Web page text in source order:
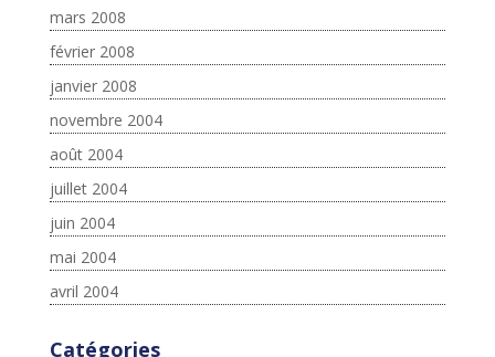
mars 2008
février 2008
janvier 2008
novembre 2004
août 2004
juillet 2004
juin 2004
mai 2004
avril 2004
Catégories